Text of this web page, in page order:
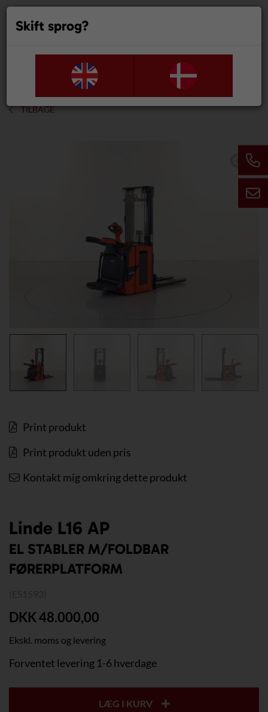
TILBAGE

Print produkt
Print produkt uden pris
Kontakt mig omkring dette produkt
Linde L16 AP
EL STABLER M/FOLDBAR
FØRERPLATFORM
DKK 48.000,00
Ekskl. moms og levering
Forventet levering 1-6 hverdage
LÆG I KURV
Skift sprog?